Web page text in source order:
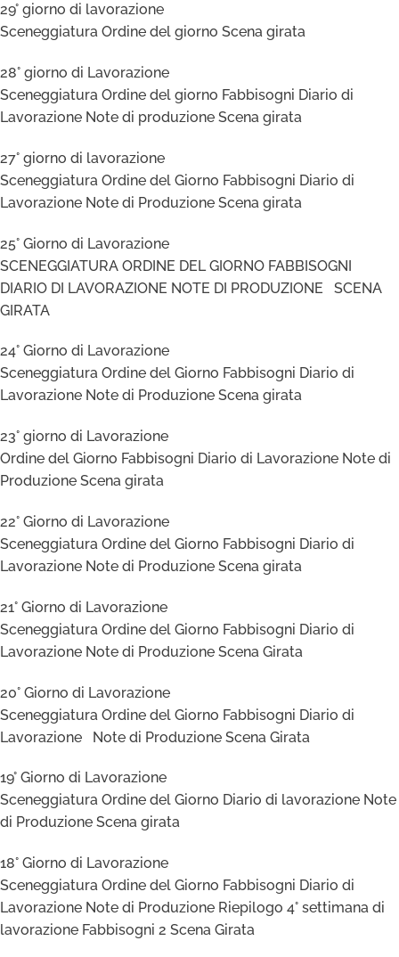
29° giorno di lavorazione
Sceneggiatura Ordine del giorno Scena girata
28° giorno di Lavorazione
Sceneggiatura Ordine del giorno Fabbisogni Diario di
Lavorazione Note di produzione Scena girata
27° giorno di lavorazione
Sceneggiatura Ordine del Giorno Fabbisogni Diario di
Lavorazione Note di Produzione Scena girata
25° Giorno di Lavorazione
SCENEGGIATURA ORDINE DEL GIORNO FABBISOGNI
DIARIO DI LAVORAZIONE NOTE DI PRODUZIONE SCENA
GIRATA
24° Giorno di Lavorazione
Sceneggiatura Ordine del Giorno Fabbisogni Diario di
Lavorazione Note di Produzione Scena girata
23° giorno di Lavorazione
Ordine del Giorno Fabbisogni Diario di Lavorazione Note di
Produzione Scena girata
22° Giorno di Lavorazione
Sceneggiatura Ordine del Giorno Fabbisogni Diario di
Lavorazione Note di Produzione Scena girata
21° Giorno di Lavorazione
Sceneggiatura Ordine del Giorno Fabbisogni Diario di
Lavorazione Note di Produzione Scena Girata
20° Giorno di Lavorazione
Sceneggiatura Ordine del Giorno Fabbisogni Diario di
Lavorazione Note di Produzione Scena Girata
19° Giorno di Lavorazione
Sceneggiatura Ordine del Giorno Diario di lavorazione Note
di Produzione Scena girata
18° Giorno di Lavorazione
Sceneggiatura Ordine del Giorno Fabbisogni Diario di
Lavorazione Note di Produzione Riepilogo 4° settimana di
lavorazione Fabbisogni 2 Scena Girata